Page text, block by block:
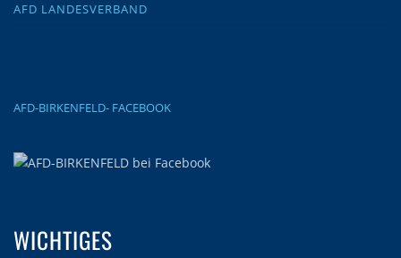
AFD LANDESVERBAND
AFD-BIRKENFELD- FACEBOOK
WICHTIGES